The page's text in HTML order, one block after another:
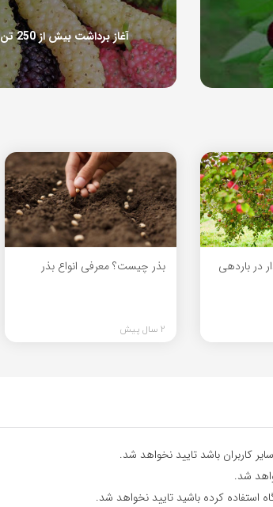
در باردهی
بذر چیست؟ معرفی انواع بذر
2 سال پیش
کاربران باشد تایید نخواهد شد.
شد.
استفاده کرده باشید تایید نخواهد شد.